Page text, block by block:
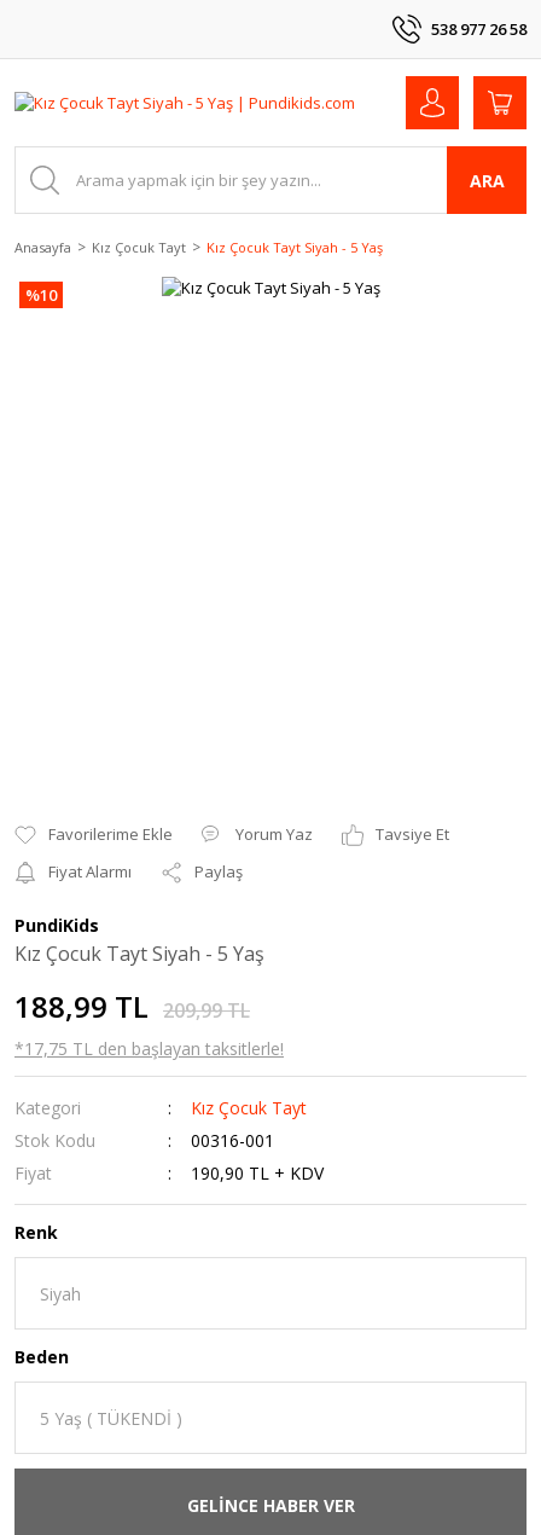
538 977 26 58
ARA
Anasayfa Kız Çocuk Tayt Kız Çocuk Tayt Siyah - 5 Yaş
%10
Yorum Yaz
Tavsiye Et
Fiyat Alarmı
Paylaş
PundiKids
Kız Çocuk Tayt Siyah - 5 Yaş
188,99 TL 209,99 TL
*17,75 TL den başlayan taksitlerle!
Kategori
Kız Çocuk Tayt
Stok Kodu
00316-001
Fiyat
190,90 TL + KDV
Renk
Beden
GELİNCE HABER VER